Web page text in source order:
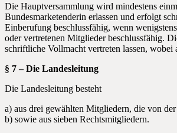
Die Hauptversammlung wird mindestens
Bundesmarketenderin erlassen und erfolgt
Einberufung beschlussfähig, wenn
oder vertretenen Mitglieder beschlussfähig.
schriftliche Vollmacht vertreten lassen,
§ 7 – Die Landesleitung
Die Landesleitung besteht
a) aus drei gewählten Mitgliedern, die von
b) sowie aus sieben Rechtsmitgliedern.